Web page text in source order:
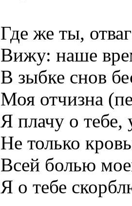
Где же ты,
Вижу: наше
В зыбке снов
Моя отчизна
Я плачу о тебе,
Не только
Всей болью
Я о тебе